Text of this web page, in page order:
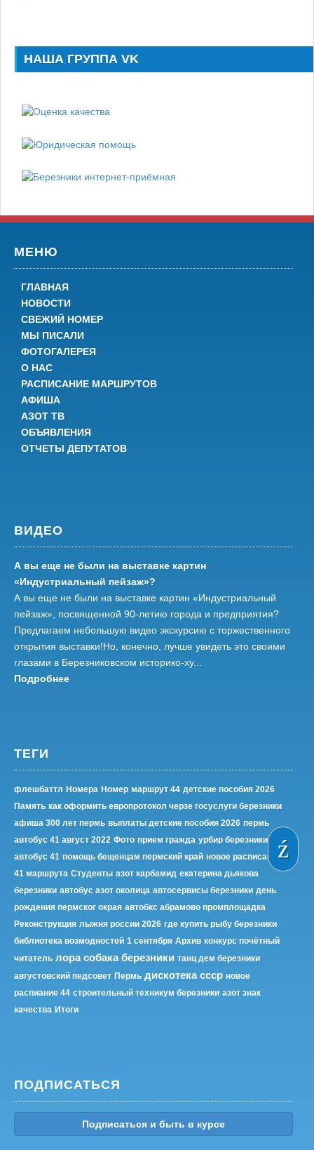
НАША ГРУППА VK
МЕНЮ
ГЛАВНАЯ
НОВОСТИ
СВЕЖИЙ НОМЕР
МЫ ПИСАЛИ
ФОТОГАЛЕРЕЯ
О НАС
РАСПИСАНИЕ МАРШРУТОВ
АФИША
АЗОТ ТВ
ОБЪЯВЛЕНИЯ
ОТЧЕТЫ ДЕПУТАТОВ
ВИДЕО
А вы еще не были на выставке картин
«Индустриальный пейзаж»?
А вы еще не были на выставке картин «Индустриальный
пейзаж», посвященной 90-летию города и предприятия?
Предлагаем небольшую видео экскурсию с торжественного
открытия выставки!Но, конечно, лучше увидеть это своими
глазами в Березниковском историко-ху...
Подробнее
ТЕГИ
флешбаттл Номера Номер маршрут 44 детские пособия 2026
Память как оформить европротокол черзе госуслуги березники
афиша 300 лет пермь выплаты детские пособия 2026 пермь
автобус 41 август 2022 Фото прием гражда урбир березники
автобус 41 помощь бещенцам пермский край новое расписание
41 маршрута Студенты азот карбамид екатерина дьякова
березники автобус азот околица автосервисы березники день
рождения пермског окрая автобкс абрамово промплощадка
Реконструкция лыжня россии 2026 где купить рыбу березники
библиотека возмодностей 1 сентября Архив конкурс почётный
читатель лора собака березники танц дем березники
августовский педсовет Пермь дискотека ссср новое
распиание 44 строительный техникум березники азот знак
качества Итоги
ПОДПИСАТЬСЯ
Подписаться и быть в курсе